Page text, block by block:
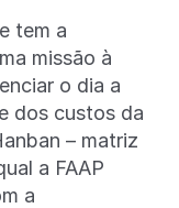
tem a
missão à
o dia a
dos custos da
– matriz
a FAAP
a